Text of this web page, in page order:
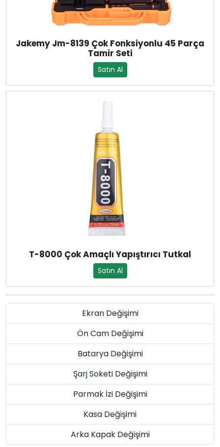
Jakemy Jm-8139 Çok Fonksiyonlu 45 Parça
Tamir Seti
Satın Al
T-8000 Çok Amaçlı Yapıştırıcı Tutkal
Satın Al
Ekran Değişimi
Ön Cam Değişimi
Batarya Değişimi
Şarj Soketi Değişimi
Parmak İzi Değişimi
Kasa Değişimi
Arka Kapak Değişimi